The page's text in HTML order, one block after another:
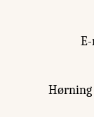
Hørning